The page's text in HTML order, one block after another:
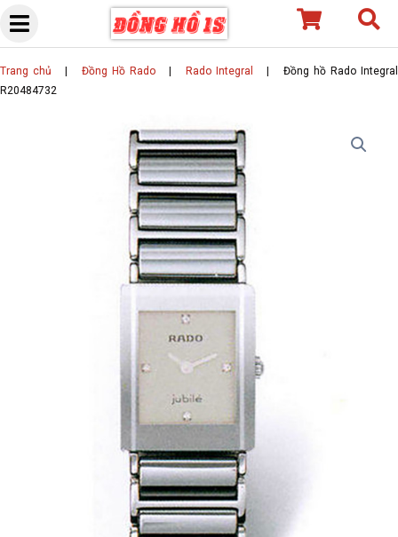
Skip
content
Trang chủ Đồng Hồ Rado Rado Integral
Đồng hồ Rado Integral
R20484732